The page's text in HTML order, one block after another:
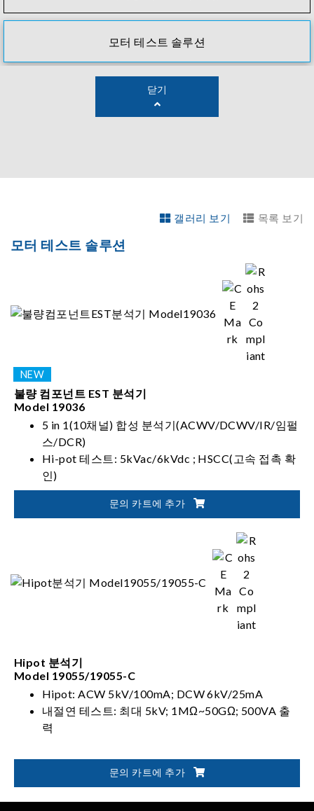
모터 테스트 솔루션
닫기
갤러리 보기 목록 보기
모터 테스트 솔루션
불량 컴포넌트 EST 분석기
Model 19036
5 in 1(10채널) 합성 분석기(ACWV/DCWV/IR/임펄
스/DCR)
Hi-pot 테스트: 5kVac/6kVdc ; HSCC(고속 접촉 확
인)
5kV IR(내절연) 테스트
IWT(임펄싱 와인딩 테스트)
문의 카트에 추가
Hipot 분석기
Model 19055/19055-C
Hipot: ACW 5kV/100mA; DCW 6kV/25mA
내절연 테스트: 최대 5kV; 1MΩ~50GΩ; 500VA 출
력
문의 카트에 추가